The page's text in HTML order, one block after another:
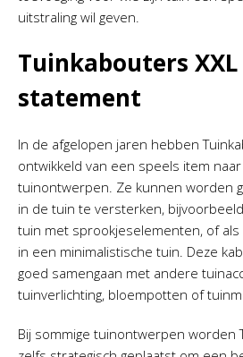
uitstraling wil geven.
Tuinkabouters XXL
statement
In de afgelopen jaren hebben
ontwikkeld van een speels item
tuinontwerpen. Ze kunnen worden
in de tuin te versterken,
tuin met sprookjeselementen, of als
in een minimalistische tuin. Deze
goed samengaan met andere
tuinverlichting, bloempotten of
Bij sommige tuinontwerpen worden